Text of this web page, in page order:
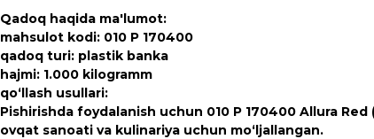
Qadoq haqida ma'lumot:
mahsulot kodi: 010 P 170400
qadoq turi: plastik banka
hajmi: 1.000 kilogramm
qo‘llash usullari:
Pishirishda foydalanish uchun 010 P 170400 Allura Red
ovqat sanoati va kulinariya uchun mo‘ljallangan.